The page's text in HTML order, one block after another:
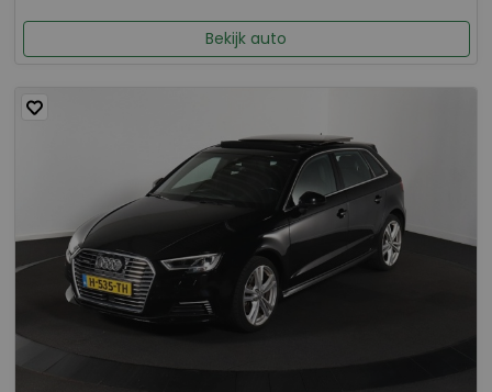
Bekijk auto